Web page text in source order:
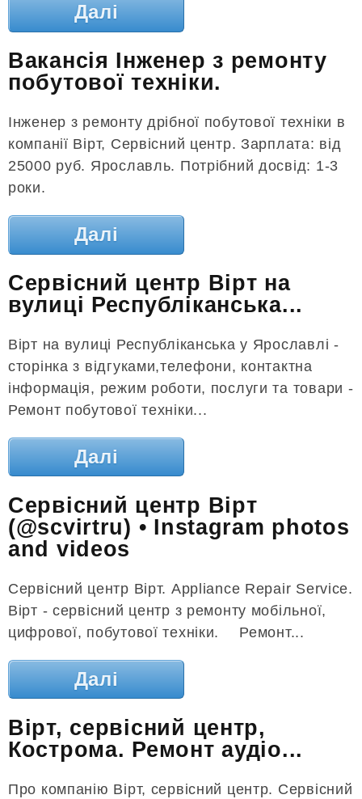
Далі
Вакансія Інженер з ремонту
побутової техніки.
Інженер з ремонту дрібної побутової техніки в
компанії Вірт, Сервісний центр. Зарплата: від
25000 руб. Ярославль. Потрібний досвід: 1-3
роки.
Далі
Сервісний центр Вірт на
вулиці Республіканська...
Вірт на вулиці Республіканська у Ярославлі -
сторінка з відгуками,телефони, контактна
інформація, режим роботи, послуги та товари -
Ремонт побутової техніки...
Далі
Сервісний центр Вірт
(@scvirtru) • Instagram photos
and videos
Сервісний центр Вірт. Appliance Repair Service.
Вірт - сервісний центр з ремонту мобільної,
цифрової, побутової техніки. ⠀ Ремонт...
Далі
Вірт, сервісний центр,
Кострома. Ремонт аудіо...
Про компанію Вірт, сервісний центр. Сервісний